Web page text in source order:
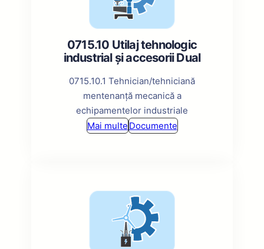
0715.10 Utilaj tehnologic
industrial și accesorii Dual
0715.10.1 Tehnician/tehniciană
mentenanță mecanică a
echipamentelor industriale
Mai multe Documente